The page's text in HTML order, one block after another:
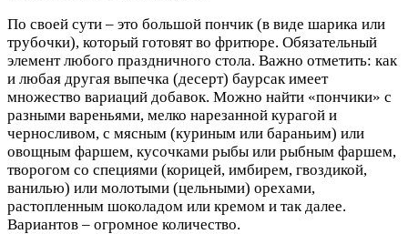
По своей сути – это большой пончик (в виде шарика или
трубочки), который готовят во фритюре. Обязательный
элемент любого праздничного стола. Важно отметить: как
и любая другая выпечка (десерт) баурсак имеет
множество вариаций добавок. Можно найти «пончики» с
разными вареньями, мелко нарезанной курагой и
черносливом, с мясным (куриным или бараньим) или
овощным фаршем, кусочками рыбы или рыбным фаршем,
творогом со специями (корицей, имбирем, гвоздикой,
ванилью) или молотыми (цельными) орехами,
растопленным шоколадом или кремом и так далее.
Вариантов – огромное количество.